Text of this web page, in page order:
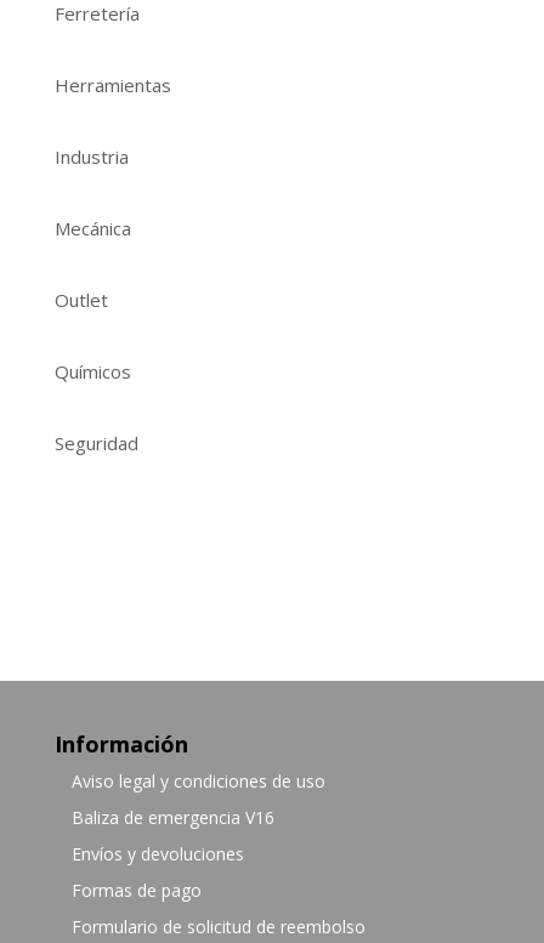
Ferretería
Herramientas
Industria
Mecánica
Outlet
Químicos
Seguridad
Información
Aviso legal y condiciones de uso
Baliza de emergencia V16
Envíos y devoluciones
Formas de pago
Formulario de solicitud de reembolso